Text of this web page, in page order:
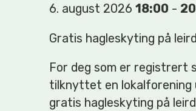
6. august 2026 18:00 -
Gratis hagleskyting på
For deg som er registrert
tilknyttet en lokalforening
gratis hagleskyting på